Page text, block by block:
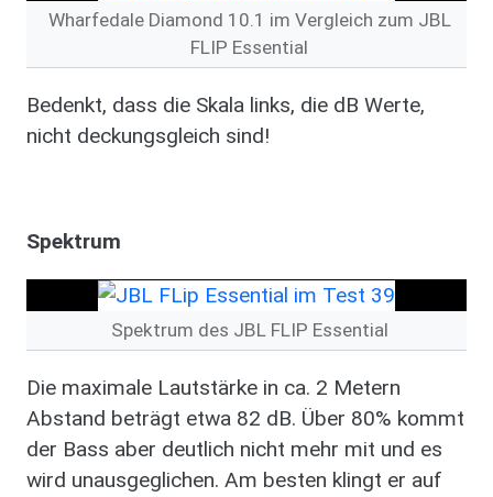
Wharfedale Diamond 10.1 im Vergleich zum JBL
FLIP Essential
Bedenkt, dass die Skala links, die dB Werte,
nicht deckungsgleich sind!
Spektrum
Spektrum des JBL FLIP Essential
Die maximale Lautstärke in ca. 2 Metern
Abstand beträgt etwa 82 dB. Über 80% kommt
der Bass aber deutlich nicht mehr mit und es
wird unausgeglichen. Am besten klingt er auf